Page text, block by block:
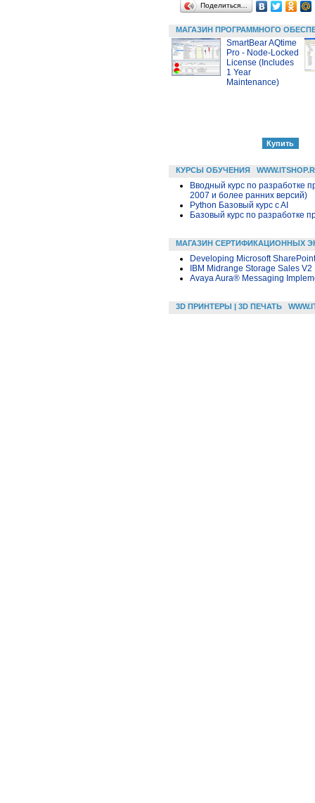
Поделиться…
МАГАЗИН ПРОГРАММНОГО
SmartBear AQtime
Pro - Node-Locked
License (Includes
1 Year
Maintenance)
КУРСЫ ОБУЧЕНИЯ
Вводный курс по разработке
2007 и более ранних версий)
Python Базовый курс c AI
Базовый курс по разработке
МАГАЗИН СЕРТИФИКАЦИОННЫХ
Developing Microsoft
IBM Midrange Storage Sales V2
Avaya Aura® Messaging
3D ПРИНТЕРЫ | 3D ПЕЧАТЬ